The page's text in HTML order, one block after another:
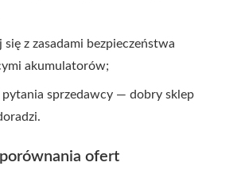
się z zasadami bezpieczeństwa
akumulatorów;
pytania sprzedawcy — dobry sklep
ofert